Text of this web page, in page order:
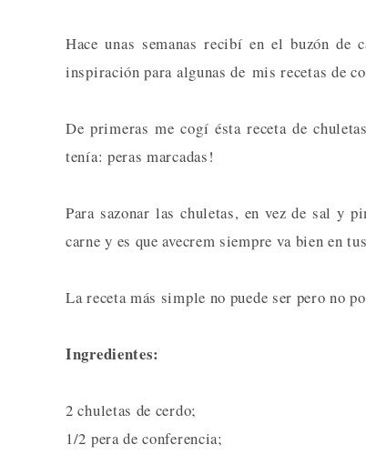
Hace unas semanas recibí en el buzón de
inspiración para algunas de mis recetas de
De primeras me cogí ésta receta de
tenía: peras marcadas!
Para sazonar las chuletas, en vez de sal y
carne y es que avecrem siempre va bien en
La receta más simple no puede ser pero no
Ingredientes:
2 chuletas de cerdo;
1/2 pera de conferencia;